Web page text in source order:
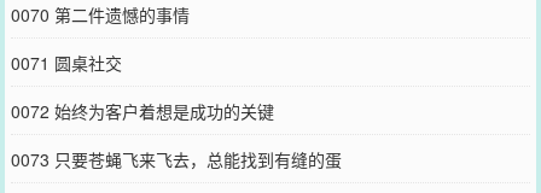
0070 第二件遗憾的事情
0071 圆桌社交
0072 始终为客户着想是成功的关键
0073 只要苍蝇飞来飞去，总能找到有缝的蛋